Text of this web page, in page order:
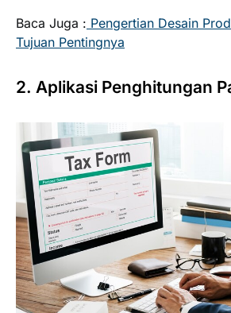
Baca Juga : Pengertian Desain
Tujuan Pentingnya
2. Aplikasi Penghitungan